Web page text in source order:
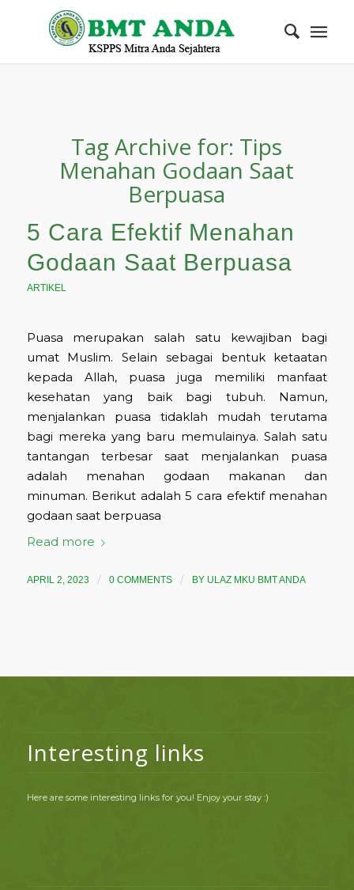
Tag Archive for: Tips
Menahan Godaan Saat
Berpuasa
5 Cara Efektif Menahan
Godaan Saat Berpuasa
ARTIKEL
Puasa merupakan salah satu kewajiban bagi
umat Muslim. Selain sebagai bentuk ketaatan
kepada Allah, puasa juga memiliki manfaat
kesehatan yang baik bagi tubuh. Namun,
menjalankan puasa tidaklah mudah terutama
bagi mereka yang baru memulainya. Salah satu
tantangan terbesar saat menjalankan puasa
adalah menahan godaan makanan dan
minuman. Berikut adalah 5 cara efektif menahan
godaan saat berpuasa
Read more
APRIL 2, 2023 / 0 COMMENTS / BY ULAZ MKU BMT ANDA
Interesting links
Here are some interesting links for you! Enjoy your stay :)